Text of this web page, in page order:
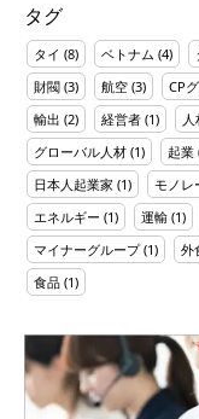
タグ
タイ (8) ベトナム (4)
財閥 (3) 航空 (3) CP
輸出 (2) 経営者 (1)
グローバル人材 (1) 起業
日本人起業家 (1) モノレ
エネルギー (1) 運輸 (1)
マイナーグループ(1) 外
食品 (1)